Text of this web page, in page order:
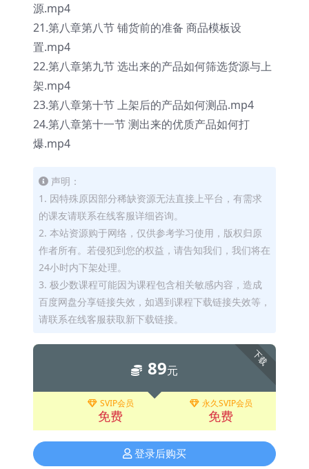
源.mp4
21.第八章第八节 铺货前的准备 商品模板设
置.mp4
22.第八章第九节 选出来的产品如何筛选货源与上
架.mp4
23.第八章第十节 上架后的产品如何测品.mp4
24.第八章第十一节 测出来的优质产品如何打
爆.mp4
声明：
1. 因特殊原因部分稀缺资源无法直接上平台，有需求
的课友请联系在线客服详细咨询。
2. 本站资源购于网络，仅供参考学习使用，版权归原
作者所有。若侵犯到您的权益，请告知我们，我们将在
24小时内下架处理。
3. 极少数课程可能因为课程包含相关敏感内容，造成
百度网盘分享链接失效，如遇到课程下载链接失效等，
请联系在线客服获取新下载链接。
下载
89元
SVIP会员
免费
永久SVIP会员
免费
登录后购买